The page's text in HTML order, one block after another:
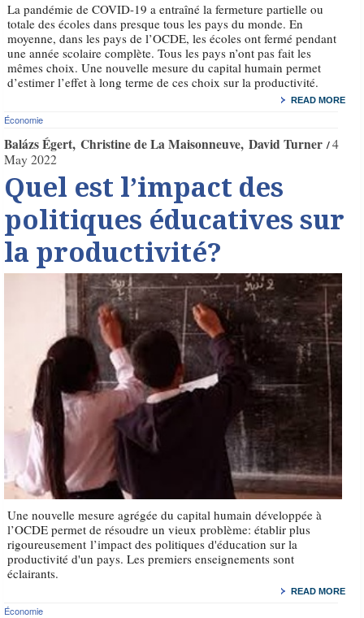
La pandémie de COVID-19 a entraîné la fermeture partielle ou
totale des écoles dans presque tous les pays du monde. En
moyenne, dans les pays de l’OCDE, les écoles ont fermé pendant
une année scolaire complète. Tous les pays n’ont pas fait les
mêmes choix. Une nouvelle mesure du capital humain permet
d’estimer l’effet à long terme de ces choix sur la productivité.
READ MORE
Économie
Balázs Égert Christine de La Maisonneuve David Turner
4
May 2022
Quel est l’impact des
politiques éducatives sur
la productivité?
Une nouvelle mesure agrégée du capital humain développée à
l’OCDE permet de résoudre un vieux problème: établir plus
rigoureusement l’impact des politiques d'éducation sur la
productivité d'un pays. Les premiers enseignements sont
éclairants.
READ MORE
Économie